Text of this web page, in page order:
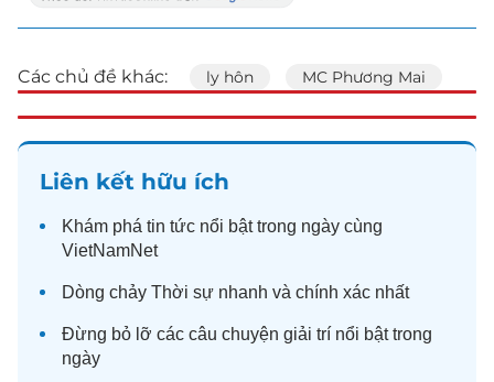
Các chủ đề khác: ly hôn MC Phương Mai
Liên kết hữu ích
Khám phá tin tức nổi bật trong ngày cùng
VietNamNet
Dòng chảy Thời sự nhanh và chính xác nhất
Đừng bỏ lỡ các câu chuyện giải trí nổi bật trong
ngày